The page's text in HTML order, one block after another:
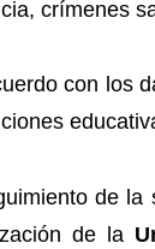
crímenes
con los
de la
de la